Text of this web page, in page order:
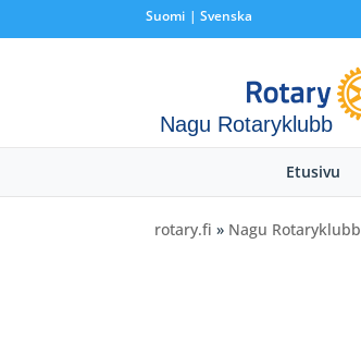
Suomi Svenska
Nagu Rotaryklubb
Etusivu
rotary.fi » Nagu Rotaryklubb